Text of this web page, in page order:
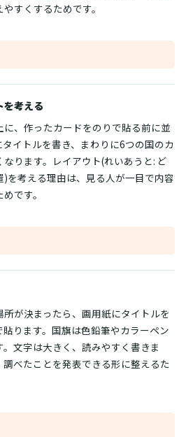
すくするためです。
を考える
に、作ったカードをのりで貼る前に並
イトルを書き、まわりに6つの国のカ
ります。レイアウト(れいあうと: ど
)を考える理由は、見る人が一目で内容
です。
所が決まったら、画用紙にタイトルを
ります。国旗は色鉛筆やカラーペン
文字は大きく、読みやすく書きま
べたことを発表できる形に整えるた